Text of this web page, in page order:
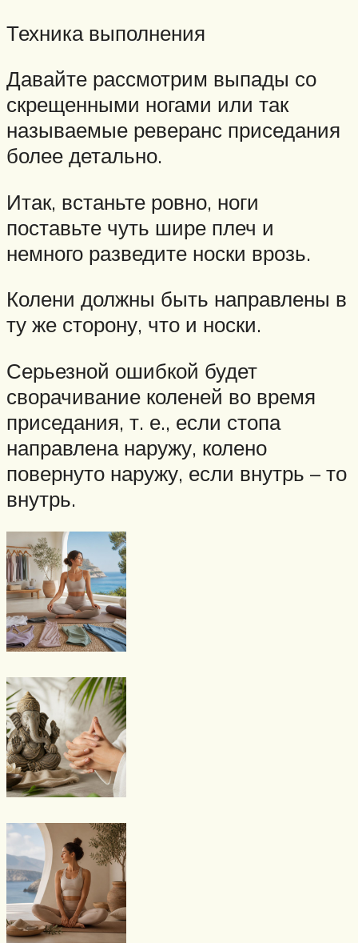
Техника выполнения
Давайте рассмотрим выпады со
скрещенными ногами или так
называемые реверанс приседания
более детально.
Итак, встаньте ровно, ноги
поставьте чуть шире плеч и
немного разведите носки врозь.
Колени должны быть направлены в
ту же сторону, что и носки.
Серьезной ошибкой будет
сворачивание коленей во время
приседания, т. е., если стопа
направлена наружу, колено
повернуто наружу, если внутрь – то
внутрь.